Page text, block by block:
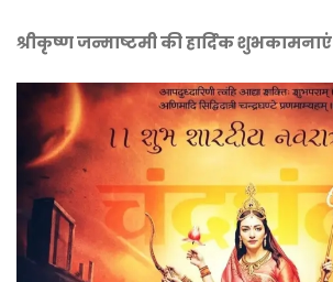
श्रीकृष्ण जन्माष्टमी की हार्दिक शुभकामनाएं